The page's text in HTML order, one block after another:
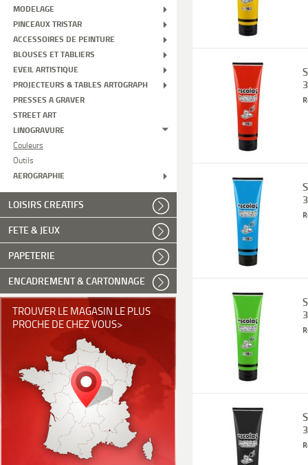
MODELAGE
PINCEAUX TRISTAR
ACCESSOIRES DE PEINTURE
BLOUSES ET TABLIERS
EVEIL ARTISTIQUE
PROJECTEURS & TABLES ARTOGRAPH
PRESSES A GRAVER
STREET ART
LINOGRAVURE
Couleurs
Outils
AEROGRAPHIE
LOISIRS CREATIFS
FETE & JEUX
PAPETERIE
ENCADREMENT & CARTONNAGE
TROUVER LE MAGASIN LE PLUS
PROCHE DE CHEZ VOUS>